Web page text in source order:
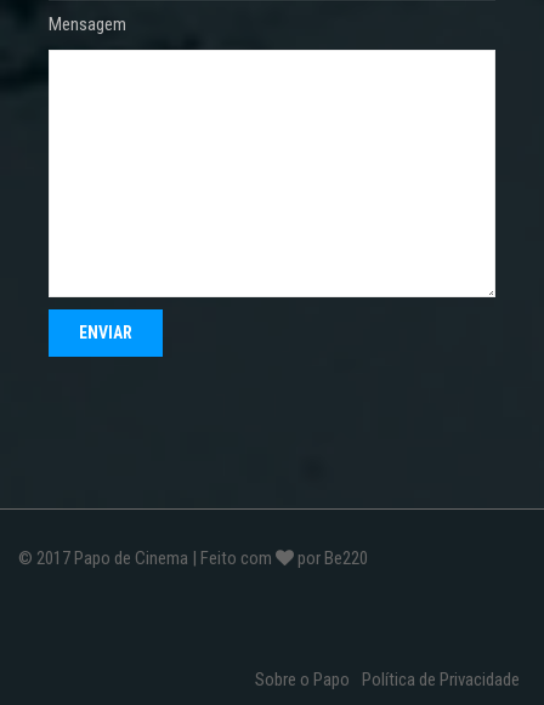
Mensagem
© 2017 Papo de Cinema | Feito com por Be220
Sobre o Papo Política de Privacidade